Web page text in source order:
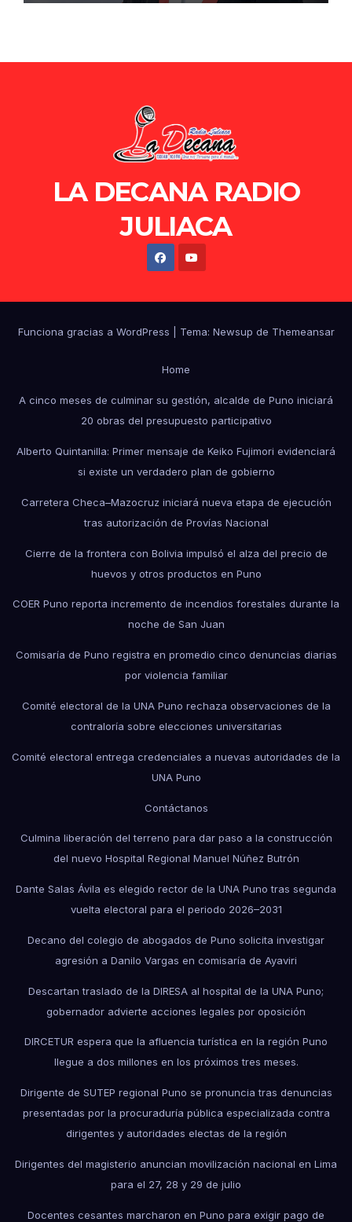
LA DECANA RADIO
JULIACA
Funciona gracias a WordPress Tema: Newsup de Themeansar
Home
A cinco meses de culminar su gestión, alcalde de Puno iniciará
20 obras del presupuesto participativo
Alberto Quintanilla: Primer mensaje de Keiko Fujimori evidenciará
si existe un verdadero plan de gobierno
Carretera Checa–Mazocruz iniciará nueva etapa de ejecución
tras autorización de Provías Nacional
Cierre de la frontera con Bolivia impulsó el alza del precio de
huevos y otros productos en Puno
COER Puno reporta incremento de incendios forestales durante la
noche de San Juan
Comisaría de Puno registra en promedio cinco denuncias diarias
por violencia familiar
Comité electoral de la UNA Puno rechaza observaciones de la
contraloría sobre elecciones universitarias
Comité electoral entrega credenciales a nuevas autoridades de la
UNA Puno
Contáctanos
Culmina liberación del terreno para dar paso a la construcción
del nuevo Hospital Regional Manuel Núñez Butrón
Dante Salas Ávila es elegido rector de la UNA Puno tras segunda
vuelta electoral para el periodo 2026–2031
Decano del colegio de abogados de Puno solicita investigar
agresión a Danilo Vargas en comisaría de Ayaviri
Descartan traslado de la DIRESA al hospital de la UNA Puno;
gobernador advierte acciones legales por oposición
DIRCETUR espera que la afluencia turística en la región Puno
llegue a dos millones en los próximos tres meses.
Dirigente de SUTEP regional Puno se pronuncia tras denuncias
presentadas por la procuraduría pública especializada contra
dirigentes y autoridades electas de la región
Dirigentes del magisterio anuncian movilización nacional en Lima
para el 27, 28 y 29 de julio
Docentes cesantes marcharon en Puno para exigir pago de